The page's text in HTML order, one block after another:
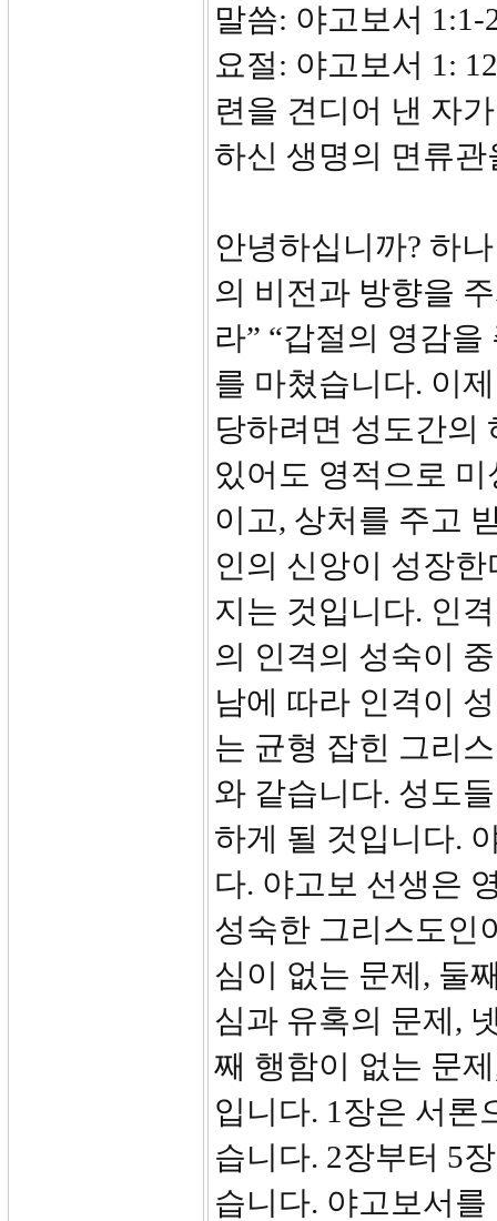
말씀: 야고보서 1:1-
요절: 야고보서 1:
련을 견디어 낸 자
하신 생명의 면류
안녕하십니까? 하
의 비전과 방향을
라” “갑절의 영감
를 마쳤습니다. 이
당하려면 성도간의
있어도 영적으로
이고, 상처를 주고
인의 신앙이 성장
지는 것입니다. 인
의 인격의 성숙이
남에 따라 인격이
는 균형 잡힌 그리
와 같습니다. 성도
하게 될 것입니다.
다. 야고보 선생은
성숙한 그리스도인
심이 없는 문제, 둘
심과 유혹의 문제,
째 행함이 없는 문
입니다. 1장은 서론
습니다. 2장부터 5
습니다. 야고보서